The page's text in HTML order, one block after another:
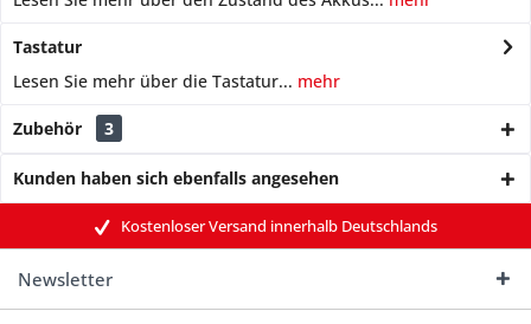
Tastatur
Lesen Sie mehr über die Tastatur... mehr
Zubehör 3
Kunden haben sich ebenfalls angesehen
Kostenloser Versand innerhalb Deutschlands
Newsletter